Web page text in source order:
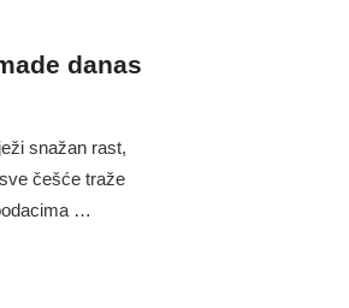
danas
snažan rast,
češće traže
…